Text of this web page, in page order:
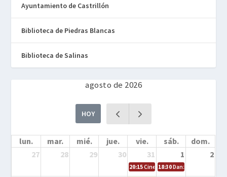
Ayuntamiento de Castrillón
Biblioteca de Piedras Blancas
Biblioteca de Salinas
agosto de 2026
HOY
lun. mar. mié. jue. vie. sáb.
dom.
27
28 29 30 31 1 2
20:15Cine en la calle – Cómo
18:30Danza – Cita en el